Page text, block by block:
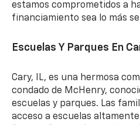
estamos comprometidos a
financiamiento sea lo más
Escuelas Y Parques En
Cary, IL, es una hermosa
condado de McHenry,
escuelas y parques. Las
acceso a escuelas